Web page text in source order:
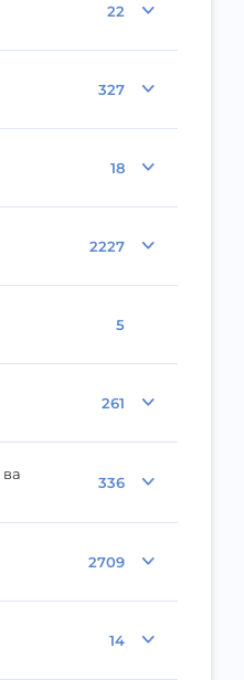
22
327
18
2227
5
261
336
2709
14